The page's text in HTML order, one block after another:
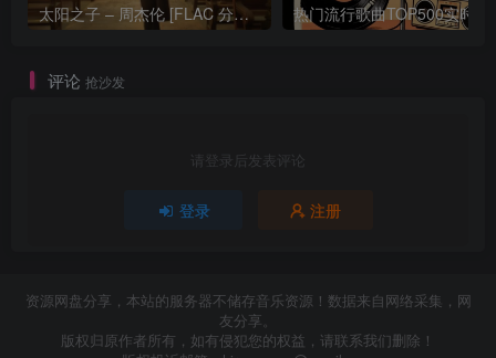
太阳之子 – 周杰伦 [FLAC 分轨 192Khz 24bit]
评论 抢沙发
请登录后发表评论
登录 注册
资源网盘分享，本站的服务器不储存音乐资源！数据来自网络采集，网
友分享。
版权归原作者所有，如有侵犯您的权益，请联系我们删除！